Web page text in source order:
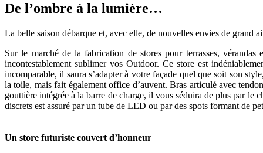
De l’ombre à la lumière…
La belle saison débarque et, avec elle, de nouvelles envies de grand
Sur le marché de la fabrication de stores pour terrasses,
incontestablement sublimer vos Outdoor. Ce store est
incomparable, il saura s’adapter à votre façade quel que soit son
la toile, mais fait également office d’auvent. Bras articulé avec
gouttière intégrée à la barre de charge, il vous séduira de plus par le
discrets est assuré par un tube de LED ou par des spots formant de
Un store futuriste couvert d’honneur